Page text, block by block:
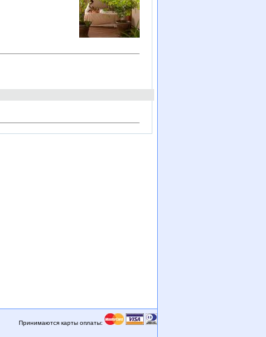
Принимаются карты оплаты: